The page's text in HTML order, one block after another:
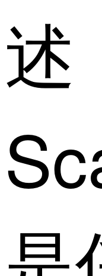
述